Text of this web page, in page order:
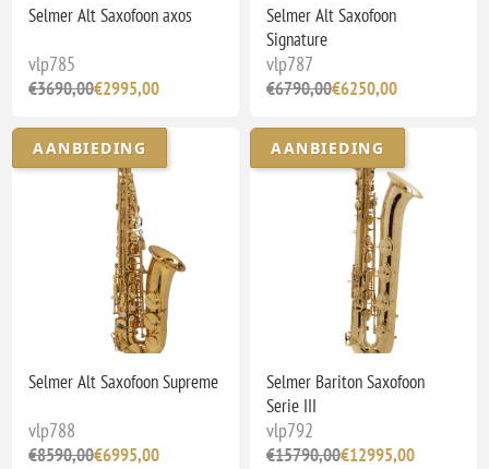
Selmer Alt Saxofoon axos
vlp785
€3690,00€2995,00
Selmer Alt Saxofoon
Signature
vlp787
€6790,00€6250,00
AANBIEDING
Selmer Alt Saxofoon Supreme
vlp788
€8590,00€6995,00
AANBIEDING
Selmer Bariton Saxofoon
Serie III
vlp792
€15790,00€12995,00